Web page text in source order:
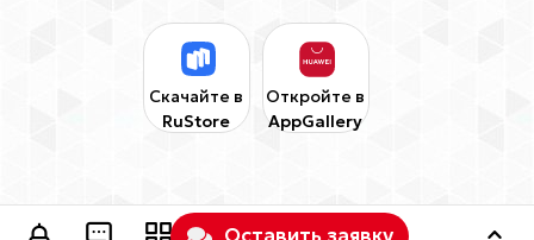
Скачайте в
RuStore
Откройте в
AppGallery